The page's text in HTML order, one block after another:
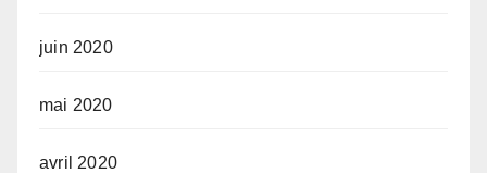
juin 2020
mai 2020
avril 2020